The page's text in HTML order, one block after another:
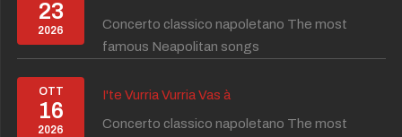
23
2026
Concerto classico napoletano The most
famous Neapolitan songs
OTT
16
2026
I'te Vurria Vurria Vas à
Concerto classico napoletano The most